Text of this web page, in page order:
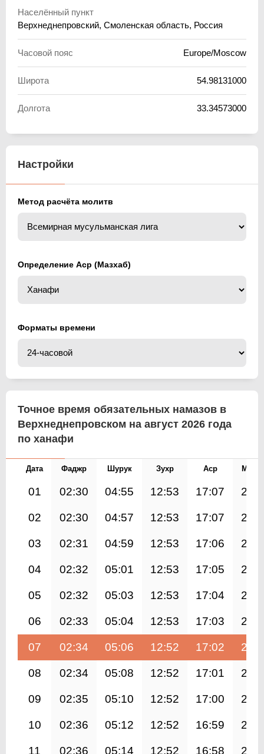
Населённый пункт
Верхнеднепровский, Смоленская область, Россия
Часовой пояс Europe/Moscow
Широта 54.98131000
Долгота 33.34573000
Настройки
Метод расчёта молитв
Определение Аср (Мазхаб)
Форматы времени
Точное время обязательных намазов в
Верхнеднепровском на август 2026 года
по ханафи
Дата Фаджр Шурук Зухр Аср
01 02:30 04:55 12:53 17:07
02 02:30 04:57 12:53 17:07
03 02:31 04:59 12:53 17:06
04 02:32 05:01 12:53 17:05
05 02:32 05:03 12:53 17:04
06 02:33 05:04 12:53 17:03
07 02:34 05:06 12:52 17:02
08 02:34 05:08 12:52 17:01
09 02:35 05:10 12:52 17:00
10 02:36 05:12 12:52 16:59
11 02:36 05:14 12:52 16:58